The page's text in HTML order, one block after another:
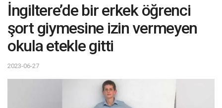
İngiltere’de bir erkek öğrenci
şort giymesine izin vermeyen
okula etekle gitti
2023-06-27